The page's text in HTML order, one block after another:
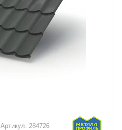
Артикул: 284726